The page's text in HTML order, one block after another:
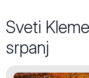
Sveti
srpanj